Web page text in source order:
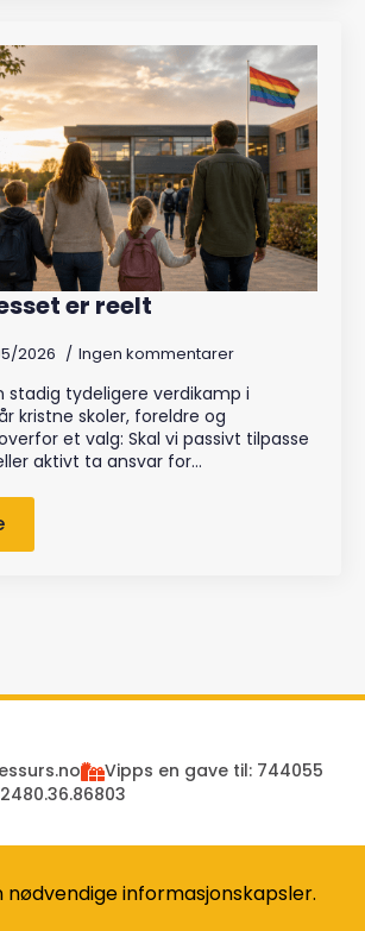
er reelt
2026 Ingen kommentarer
stadig tydeligere verdikamp i
kristne skoler, foreldre og
et valg: Skal vi passivt tilpasse
aktivt ta ansvar for…
Vipps en gave til: 744055